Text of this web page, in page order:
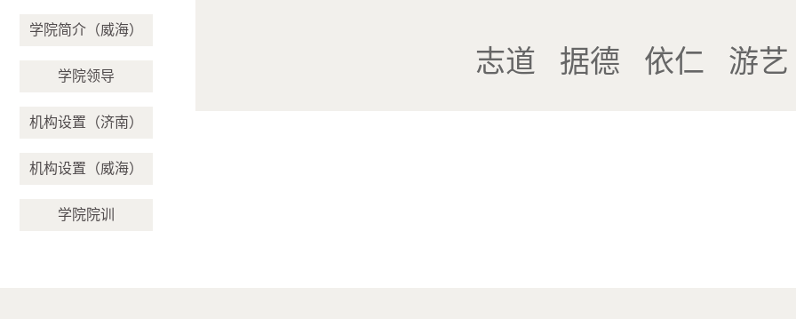
学院简介（威海）
学院领导
机构设置（济南）
机构设置（威海）
学院院训
志道 据德 依仁